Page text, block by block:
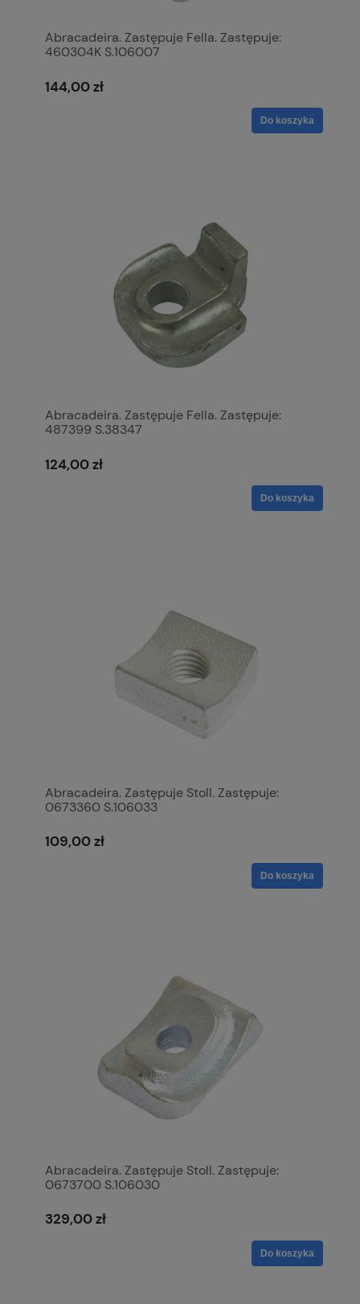
Abracadeira. Zastępuje Fella. Zastępuje:
460304K S.106007
144,00 zł
Do koszyka
Abracadeira. Zastępuje Fella. Zastępuje:
487399 S.38347
124,00 zł
Do koszyka
Abracadeira. Zastępuje Stoll. Zastępuje:
0673360 S.106033
109,00 zł
Do koszyka
Abracadeira. Zastępuje Stoll. Zastępuje:
0673700 S.106030
329,00 zł
Do koszyka